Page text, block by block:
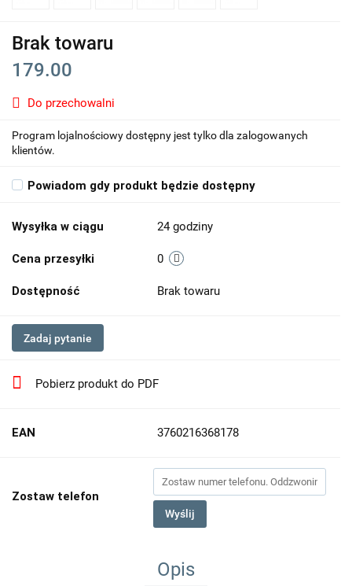
Brak towaru
179.00
Do przechowalni
Program lojalnościowy dostępny jest tylko dla zalogowanych
klientów.
Powiadom gdy produkt będzie dostępny
Wysyłka w ciągu 24 godziny
Cena przesyłki 0
Dostępność Brak towaru
Zadaj pytanie
Pobierz produkt do PDF
EAN 3760216368178
Zostaw telefon
Wyślij
Opis